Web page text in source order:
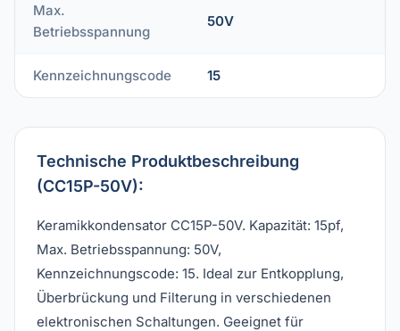
Max.
Betriebsspannung
50V
Kennzeichnungscode 15
Technische Produktbeschreibung
(CC15P-50V):
Keramikkondensator CC15P-50V. Kapazität: 15pf,
Max. Betriebsspannung: 50V,
Kennzeichnungscode: 15. Ideal zur Entkopplung,
Überbrückung und Filterung in verschiedenen
elektronischen Schaltungen. Geeignet für